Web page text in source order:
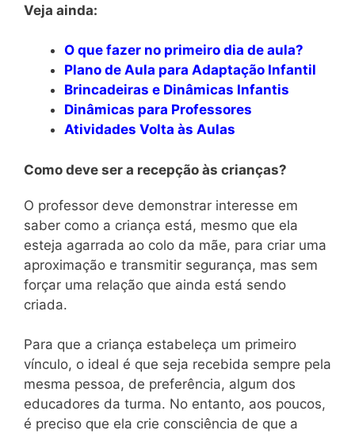
Veja ainda:
O que fazer no primeiro dia de aula?
Plano de Aula para Adaptação Infantil
Brincadeiras e Dinâmicas Infantis
Dinâmicas para Professores
Atividades Volta às Aulas
Como deve ser a recepção às crianças?
O professor deve demonstrar interesse em
saber como a criança está, mesmo que ela
esteja agarrada ao colo da mãe, para criar uma
aproximação e transmitir segurança, mas sem
forçar uma relação que ainda está sendo
criada.
Para que a criança estabeleça um primeiro
vínculo, o ideal é que seja recebida sempre pela
mesma pessoa, de preferência, algum dos
educadores da turma. No entanto, aos poucos,
é preciso que ela crie consciência de que a